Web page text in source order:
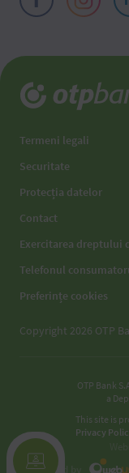
Termeni legali
Securitate
Protecția datelor
Contact
Exercitarea dreptului
Telefonul
Preferințe cookies
Copyright 2026 OTP
OTP Bank
a
This site is
Privacy
Developed by